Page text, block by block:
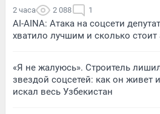
2 часа 2 088 1
AI-AINA: Атака на соцсети
хватило лучшим и сколько стоит
«Я не жалуюсь». Строитель
звездой соцсетей: как он живет
искал весь Узбекистан